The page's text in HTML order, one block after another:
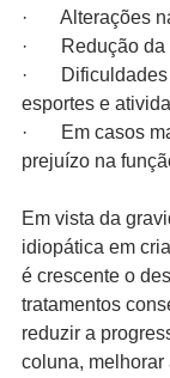
·
·       Redução
·
esportes e
·       Em
prejuízo na
Em vista da
idiopática em
é crescente o
tratamentos
reduzir a
coluna, melhorar